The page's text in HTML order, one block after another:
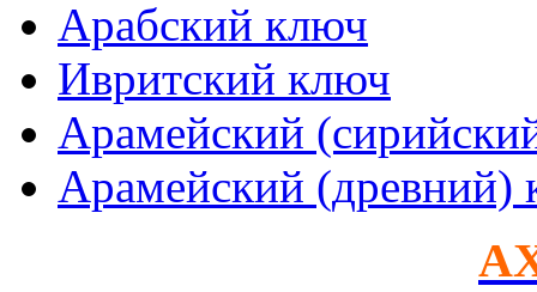
Арабский ключ
Ивритский ключ
Арамейский
Арамейский (древний)